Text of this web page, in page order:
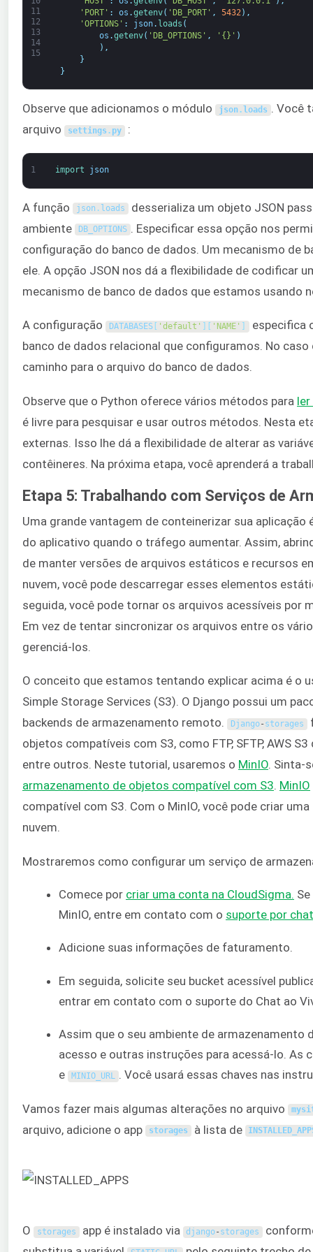
11
12
13
14
15
'PORT' : os .getenv( 'DB_PORT' , 5432 ) ,
'OPTIONS' : json. loads (
os .getenv( 'DB_OPTIONS' , '{}' )
) ,
}
}
Observe que adicionamos o módulo json. loads . Você
arquivo
settings . py :
1 import json
A função json . loads desserializa um objeto JSON
ambiente
DB_OPTIONS . Especificar essa opção nos
configuração do banco de dados. Um mecanismo de
ele. A opção JSON nos dá a flexibilidade de codificar
mecanismo de banco de dados que estamos usando
A configuração DATABASES[ 'default' 'NAME'
especifica
banco de dados relacional que configuramos. No
caminho para o arquivo do banco de dados.
Observe que o Python oferece vários métodos para
é livre para pesquisar e usar outros métodos. Nesta
externas. Isso lhe dá a flexibilidade de alterar as
contêineres. Na próxima etapa, você aprenderá a
Etapa 5: Trabalhando com Serviços de
Uma grande vantagem de conteinerizar sua
do aplicativo quando o tráfego aumentar. Assim,
de manter versões de arquivos estáticos e recursos
nuvem, você pode descarregar esses elementos
seguida, você pode tornar os arquivos acessíveis por
Em vez de tentar sincronizar os arquivos entre os
gerenciá-los.
O conceito que estamos tentando explicar acima é o
Simple Storage Services (S3). O Django possui um
backends de armazenamento remoto.
Django- storages
objetos compatíveis com S3, como FTP, SFTP, AWS
entre outros. Neste tutorial, usaremos o MinIO. Sinta-
armazenamento de objetos compatível com S3. MinIO
compatível com S3. Com o MinIO, você pode criar
nuvem.
Mostraremos como configurar um serviço de
Comece por criar uma conta na CloudSigma.
MinIO, entre em contato com o suporte por
Adicione suas informações de faturamento.
Em seguida, solicite seu bucket acessível
entrar em contato com o suporte do Chat ao
Assim que o seu ambiente de armazenamento
acesso e outras instruções para acessá-lo. As
e
MINIO_URL . Você usará essas chaves nas
Vamos fazer mais algumas alterações no arquivo
arquivo, adicione o app storages à lista de
O storages app é instalado via django- storages